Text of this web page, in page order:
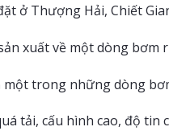
ở Thượng Hải, Chiết
xuất về một dòng bơm
một trong những dòng
tải, cấu hình cao, độ